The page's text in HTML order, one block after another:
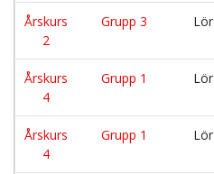
Årskurs
2
Grupp 3 Lör
Årskurs
4
Grupp 1 Lör
Årskurs
4
Grupp 1 Lör